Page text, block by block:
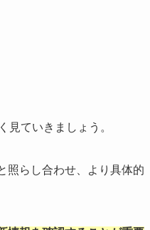
見ていきましょう。
照らし合わせ、より具体的